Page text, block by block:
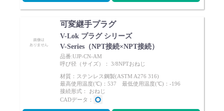
Corporate Blog可変継手プラグ
V-Lok プラグ シリーズ
V-Series（NPT接続×NPT接続）
品番:UJP-CN-AM
呼び径（サイズ）： 3/8NPTおねじ
材質：ステンレス鋼製(ASTM A276 316)
最高使用温度(℃)：537 最低使用温度(℃)：-196
接続形式： おねじ
CADデータ：